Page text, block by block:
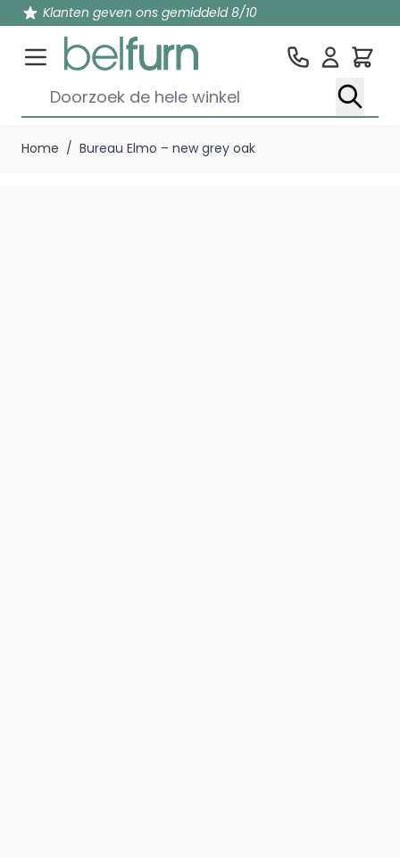
Klanten geven ons gemiddeld 8/10
Doorzoek de hele winkel
Home / Bureau Elmo – new grey oak